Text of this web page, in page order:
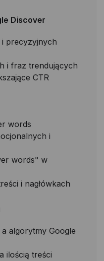
Discover
precyzyjnych
i fraz trendujących
CTR
words
i
words" w
i nagłówkach
algorytmy Google
ilością treści